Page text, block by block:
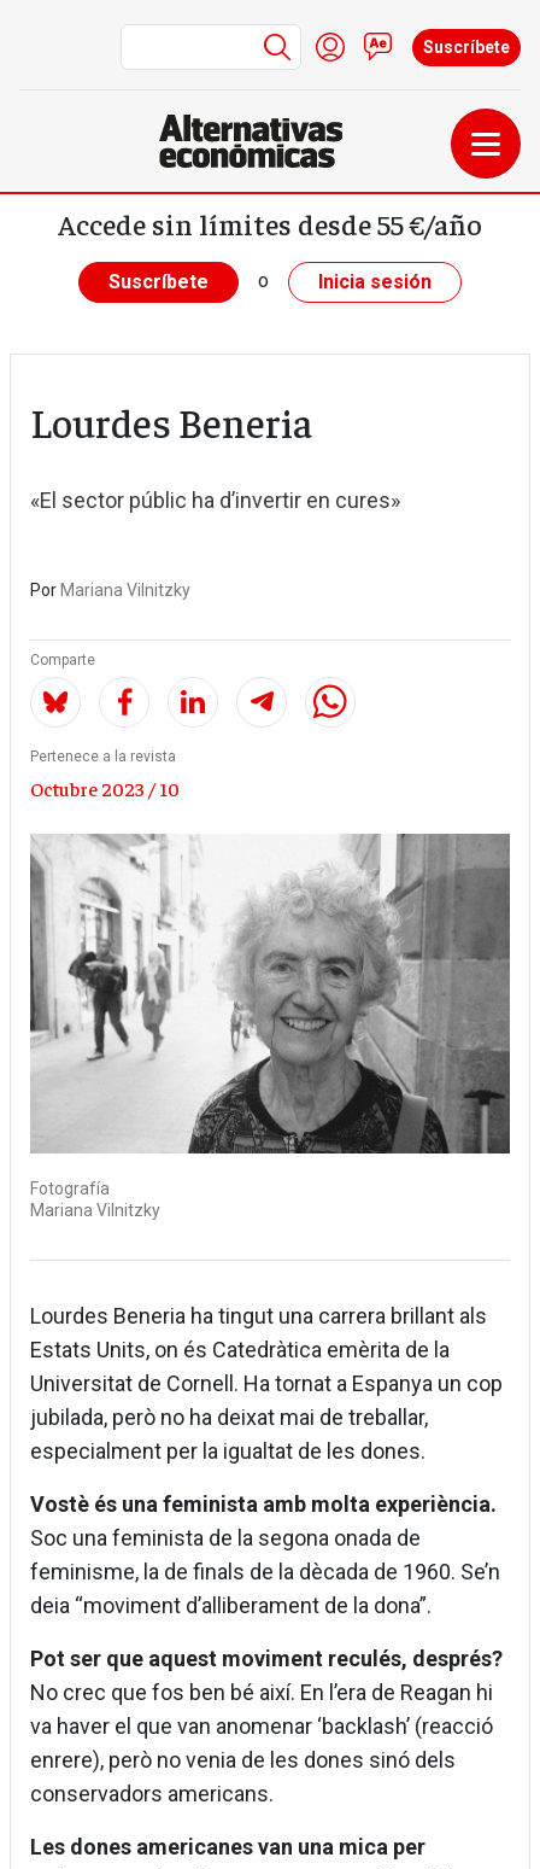
Pasar al contenido principal
Menú de cuenta de
Iniciar sesión
Contacto
Suscríbete
Accede sin límites desde 55 €/año
Suscríbete o Inicia sesión
Lourdes Beneria
«El sector públic ha d’invertir en cures»
Por Mariana Vilnitzky
Comparte
Pertenece a la revista
Octubre 2023 / 10
Fotografía
Mariana Vilnitzky
Lourdes Beneria ha tingut una carrera brillant als
Estats Units, on és Catedràtica emèrita de la
Universitat de Cornell. Ha tornat a Espanya un cop
jubilada, però no ha deixat mai de treballar,
especialment per la igualtat de les dones.
Vostè és una feminista amb molta experiència.
Soc una feminista de la segona onada de
feminisme, la de finals de la dècada de 1960. Se’n
deia “moviment d’alliberament de la dona”.
Pot ser que aquest moviment reculés, després?
No crec que fos ben bé així. En l’era de Reagan hi
va haver el que van anomenar ‘backlash’ (reacció
enrere), però no venia de les dones sinó dels
conservadors americans.
Les dones americanes van una mica per